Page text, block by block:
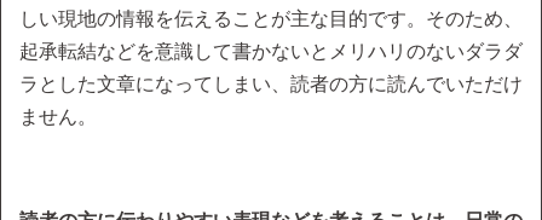
しい現地の情報を伝えることが主な目的です。そのため、
起承転結などを意識して書かないとメリハリのないダラダ
ラとした文章になってしまい、読者の方に読んでいただけ
ません。